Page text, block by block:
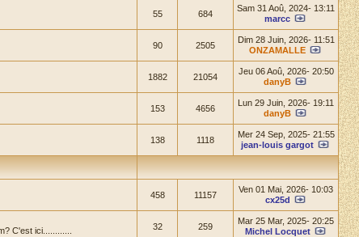
55 684
Sam 31 Aoû, 2024- 13:11
marcc
90 2505
Dim 28 Juin, 2026- 11:51
ONZAMALLE
1882 21054
Jeu 06 Aoû, 2026- 20:50
danyB
153 4656
Lun 29 Juin, 2026- 19:11
danyB
138 1118
Mer 24 Sep, 2025- 21:55
jean-louis gargot
458 11157
Ven 01 Mai, 2026- 10:03
cx25d
C'est ici............ 32 259
Mar 25 Mar, 2025- 20:25
Michel Locquet